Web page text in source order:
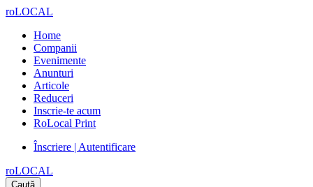
roLOCAL
Home
Companii
Evenimente
Anunturi
Articole
Reduceri
Inscrie-te acum
RoLocal Print
Înscriere | Autentificare
roLOCAL
Caută